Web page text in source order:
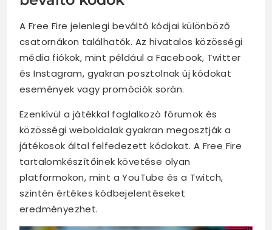
A Free Fire jelenlegi beváltó kódjai különböző
csatornákon találhatók. Az hivatalos közösségi
média fiókok, mint például a Facebook, Twitter
és Instagram, gyakran posztolnak új kódokat
események vagy promóciók során.
Ezenkívül a játékkal foglalkozó fórumok és
közösségi weboldalak gyakran megosztják a
játékosok által felfedezett kódokat. A Free Fire
tartalomkészítőinek követése olyan
platformokon, mint a YouTube és a Twitch,
szintén értékes kódbejelentéseket
eredményezhet.